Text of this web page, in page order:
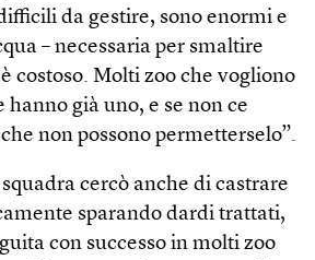
da gestire, sono enormi e
– necessaria per smaltire
costoso. Molti zoo che vogliono
hanno già uno, e se non ce
non possono permetterselo”.
cercò anche di castrare
sparando dardi trattati,
con successo in molti zoo